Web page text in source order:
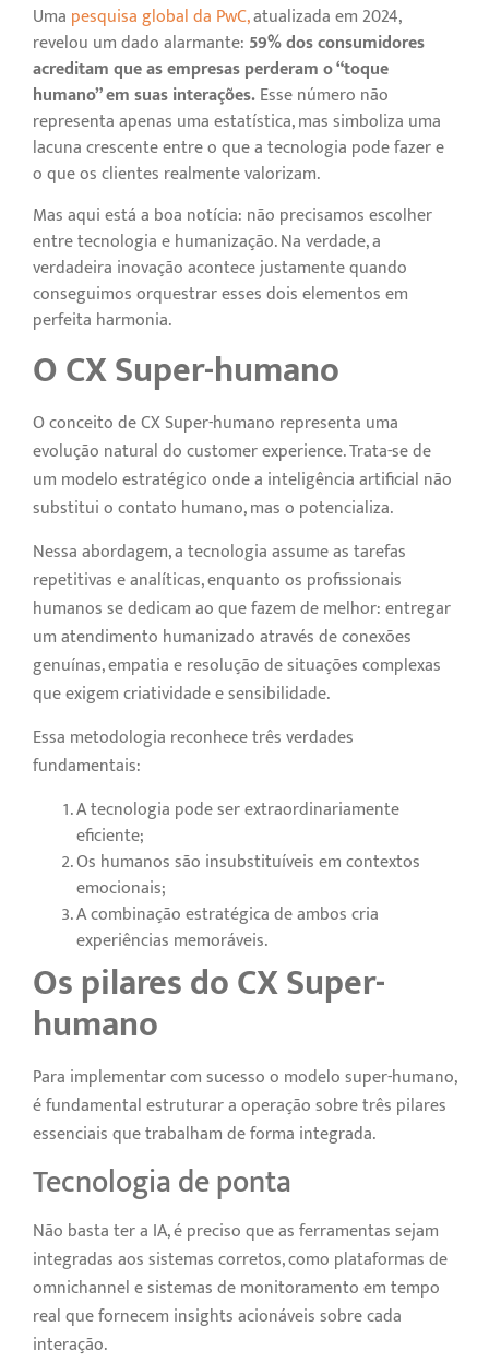
Uma pesquisa global da PwC,atualizada em 2024,
revelou um dado alarmante: 59% dos consumidores
acreditam que as empresas perderam o “toque
humano” em suas interações.Esse número não
representa apenas uma estatística, mas simboliza uma
lacuna crescente entre o que a tecnologia pode fazer e
o que os clientes realmente valorizam.
Mas aqui está a boa notícia: não precisamos escolher
entre tecnologia e humanização. Na verdade, a
verdadeira inovação acontece justamente quando
conseguimos orquestrar esses dois elementos em
perfeita harmonia.
O CX Super-humano
O conceito de CX Super-humano representa uma
evolução natural do customer experience. Trata-se de
um modelo estratégico onde a inteligência artificial não
substitui o contato humano, mas o potencializa.
Nessa abordagem, a tecnologia assume as tarefas
repetitivas e analíticas, enquanto os profissionais
humanos se dedicam ao que fazem de melhor: entregar
um atendimento humanizado através de conexões
genuínas, empatia e resolução de situações complexas
que exigem criatividade e sensibilidade.
Essa metodologia reconhece três verdades
fundamentais:
A tecnologia pode ser extraordinariamente
eficiente;
Os humanos são insubstituíveis em contextos
emocionais;
A combinação estratégica de ambos cria
experiências memoráveis.
Os pilares do CX Super-
humano
Para implementar com sucesso o modelo super-humano,
é fundamental estruturar a operação sobre três pilares
essenciais que trabalham de forma integrada.
Tecnologia de ponta
Não basta ter a IA, é preciso que as ferramentas sejam
integradas aos sistemas corretos, como plataformas de
omnichannel e sistemas de monitoramento em tempo
real que fornecem insights acionáveis sobre cada
interação.